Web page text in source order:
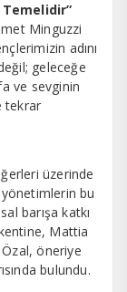
Minguzzi
adını
geleceğe
ve sevginin
tekrar
üzerinde
bu
barışa katkı
Mattia
öneriye
bulundu.